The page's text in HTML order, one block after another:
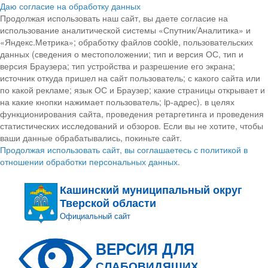
Даю согласие на обработку данных
Продолжая использовать наш сайт, вы даете согласие на
использование аналитической системы «Спутник/Аналитика» и
«Яндекс.Метрика»; обработку файлов cookie, пользовательских
данных (сведения о местоположении; тип и версия ОС, тип и
версия Браузера; тип устройства и разрешение его экрана;
источник откуда пришел на сайт пользователь; с какого сайта или
по какой рекламе; язык ОС и Браузер; какие страницы открывает и
на какие кнопки нажимает пользователь; ip-адрес). в целях
функционирования сайта, проведения ретаргетинга и проведения
статистических исследований и обзоров. Если вы не хотите, чтобы
ваши данные обрабатывались, покиньте сайт.
Продолжая использовать сайт, вы соглашаетесь с политикой в
отношении обработки персональных данных.